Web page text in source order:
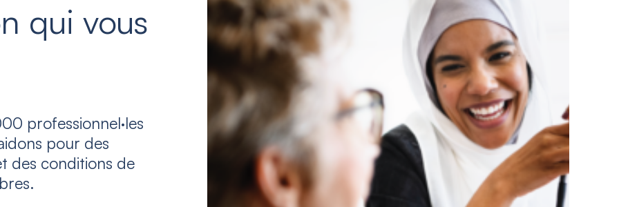
qui vous
professionnel·les
pour des
des conditions de